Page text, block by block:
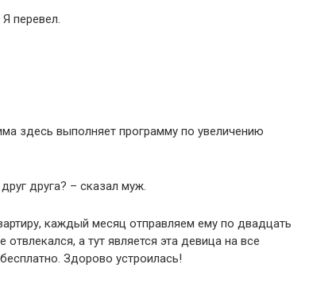
перевел.
здесь выполняет программу по увеличению
друга? – сказал муж.
каждый месяц отправляем ему по двадцать
а тут является эта девица на все
Здорово устроилась!